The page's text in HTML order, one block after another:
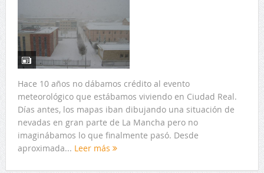
Hace 10 años no dábamos crédito al evento
meteorológico que estábamos viviendo en Ciudad Real.
Días antes, los mapas iban dibujando una situación de
nevadas en gran parte de La Mancha pero no
imaginábamos lo que finalmente pasó. Desde
aproximada... Leer más